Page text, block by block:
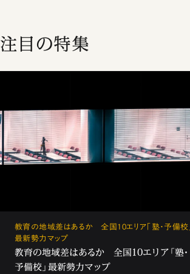
注目の特集
教育の地域差はあるか 全国10エリア「塾・予備校」
最新勢力マップ
教育の地域差はあるか 全国10エリア「塾・
予備校」最新勢力マップ